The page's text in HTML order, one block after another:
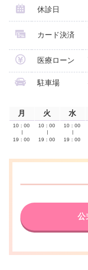
休診日
カード決済
医療ローン
駐車場
月 火 水
10：00
19：00
10：00
19：00
10：00
19：00
公